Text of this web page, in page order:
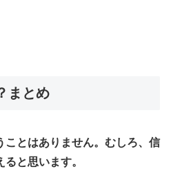
まとめ
ことはありません。むしろ、信
と思います。